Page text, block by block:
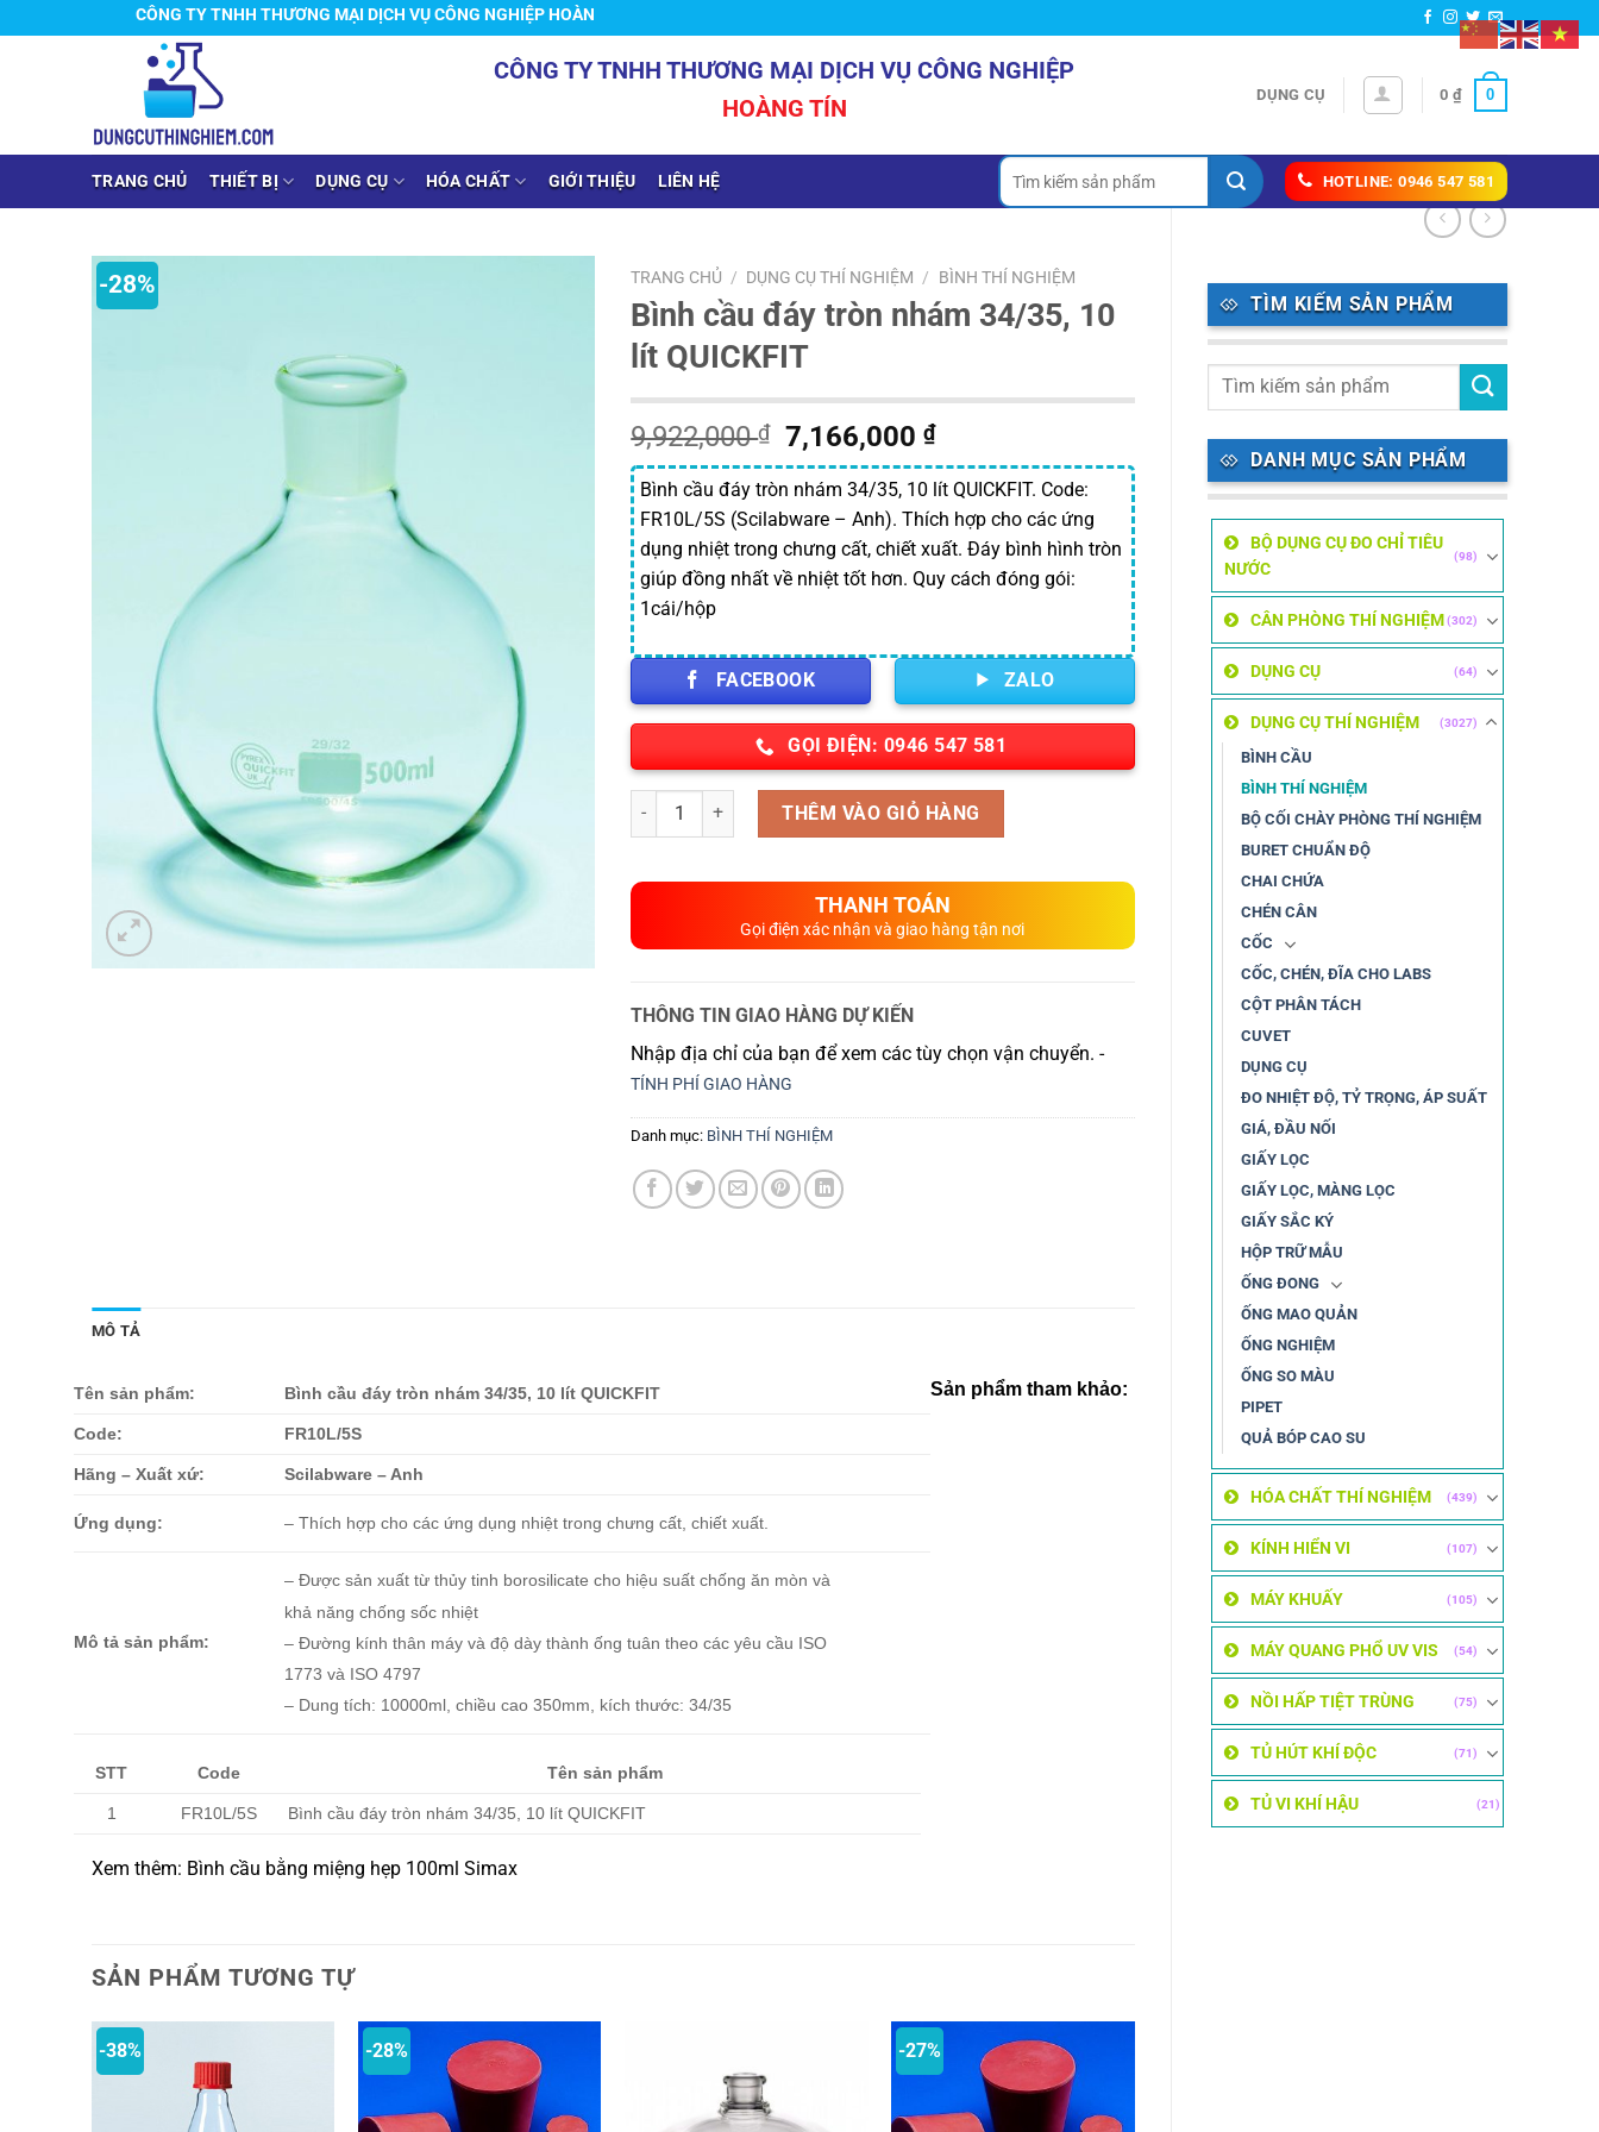
đến
CÔNG TY TNHH THƯƠNG MẠI DỊCH VỤ CÔNG NGHIỆP HOÀNG TÍN
CÔNG TY TNHH THƯƠNG MẠI DỊCH VỤ CÔNG NGHIỆP
HOÀNG TÍN
DỤNG CỤ 0 ₫ 0
TRANG CHỦ THIẾT BỊ DỤNG CỤ HÓA CHẤT GIỚI THIỆU LIÊN HỆ
Tìm
kiếm:
HOTLINE: 0946 547 581
TÌM KIẾM SẢN PHẨM
DANH MỤC SẢN PHẨM
BỘ DỤNG CỤ ĐO CHỈ TIÊU
NƯỚC
(98)
CÂN PHÒNG THÍ NGHIỆM (302)
DỤNG CỤ (64)
DỤNG CỤ THÍ NGHIỆM (3027)
BÌNH CẦU
BÌNH THÍ NGHIỆM
BỘ CỐI CHÀY PHÒNG THÍ NGHIỆM
BURET CHUẨN ĐỘ
CHAI CHỨA
CHÉN CÂN
CỐC
CỐC, CHÉN, ĐĨA CHO LABS
CỘT PHÂN TÁCH
CUVET
DỤNG CỤ
ĐO NHIỆT ĐỘ, TỶ TRỌNG, ÁP SUẤT
GIÁ, ĐẦU NỐI
GIẤY LỌC
GIẤY LỌC, MÀNG LỌC
GIẤY SẮC KÝ
HỘP TRỮ MẪU
ỐNG ĐONG
ỐNG MAO QUẢN
ỐNG NGHIỆM
ỐNG SO MÀU
PIPET
QUẢ BÓP CAO SU
HÓA CHẤT THÍ NGHIỆM (439)
KÍNH HIỂN VI (107)
MÁY KHUẤY (105)
MÁY QUANG PHỔ UV VIS (54)
NỒI HẤP TIỆT TRÙNG (75)
TỦ HÚT KHÍ ĐỘC (71)
TỦ VI KHÍ HẬU (21)
-28% TRANG CHỦ / DỤNG CỤ THÍ NGHIỆM / BÌNH THÍ NGHIỆM
Bình cầu đáy tròn nhám 34/35, 10
lít QUICKFIT
9,922,000₫
Giá
gốc
là:
9,922,000 ₫.
7,166,000₫Giá
hiện
tại
là:
7,166,000 ₫.
Bình cầu đáy tròn nhám 34/35, 10 lít QUICKFIT. Code:
FR10L/5S (Scilabware – Anh). Thích hợp cho các ứng
dụng nhiệt trong chưng cất, chiết xuất. Đáy bình hình tròn
giúp đồng nhất về nhiệt tốt hơn. Quy cách đóng gói:
1cái/hộp
FACEBOOK ZALO
GỌI ĐIỆN: 0946 547 581
Số lượng THÊM VÀO GIỎ HÀNG
THANH TOÁN
Gọi điện xác nhận và giao hàng tận nơi
THÔNG TIN GIAO HÀNG DỰ KIẾN
Nhập địa chỉ của bạn để xem các tùy chọn vận chuyển. -
TÍNH PHÍ GIAO HÀNG
Danh mục: BÌNH THÍ NGHIỆM
MÔ TẢ
Tên sản phẩm: Bình cầu đáy tròn nhám 34/35, 10 lít QUICKFIT
Code: FR10L/5S
Hãng – Xuất xứ: Scilabware – Anh
Ứng dụng: – Thích hợp cho các ứng dụng nhiệt trong chưng cất, chiết xuất.
Mô tả sản phẩm:
– Được sản xuất từ ​​thủy tinh borosilicate cho hiệu suất chống ăn mòn và
khả năng chống sốc nhiệt
– Đường kính thân máy và độ dày thành ống tuân theo các yêu cầu ISO
1773 và ISO 4797
– Dung tích: 10000ml, chiều cao 350mm, kích thước: 34/35
Sản phẩm tham khảo:
STT Code Tên sản phẩm
1 FR10L/5S Bình cầu đáy tròn nhám 34/35, 10 lít QUICKFIT
Xem thêm: Bình cầu bằng miệng hẹp 100ml Simax
SẢN PHẨM TƯƠNG TỰ
-38% -28% -27%